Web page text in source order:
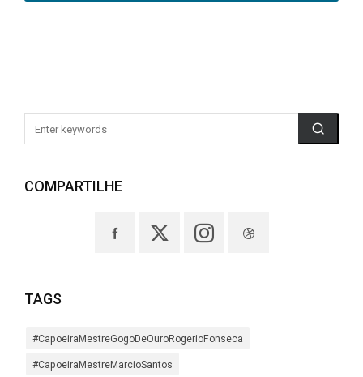
COMPARTILHE
TAGS
#CapoeiraMestreGogoDeOuroRogerioFonseca
#CapoeiraMestreMarcioSantos